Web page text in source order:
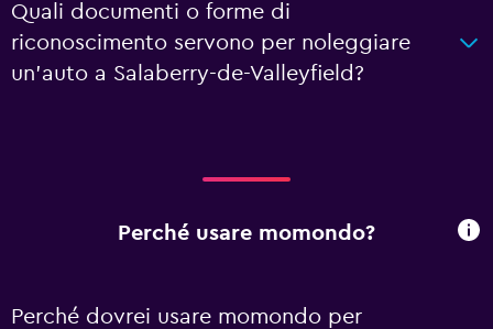
Quali documenti o forme di
riconoscimento servono per noleggiare
un'auto a Salaberry-de-Valleyfield?
Perché usare momondo?
Perché dovrei usare momondo per